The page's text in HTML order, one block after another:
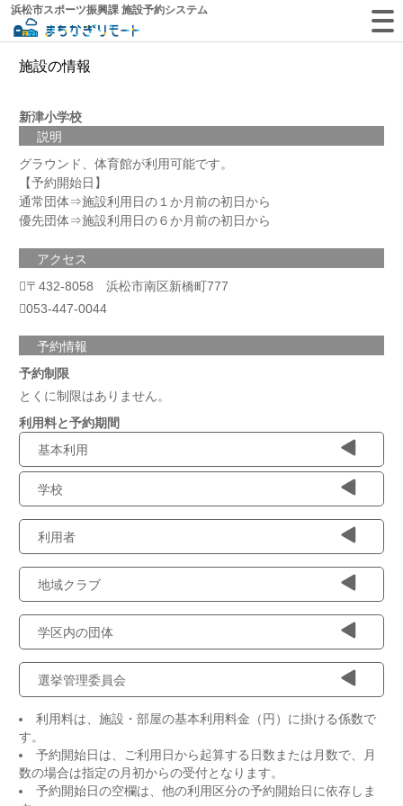
浜松市スポーツ振興課 施設予約システム
施設の情報
新津小学校
説明
グラウンド、体育館が利用可能です。
【予約開始日】
通常団体⇒施設利用日の１か月前の初日から
優先団体⇒施設利用日の６か月前の初日から
アクセス
〒432-8058 浜松市南区新橋町777
053-447-0044
予約情報
予約制限
とくに制限はありません。
利用料と予約期間
基本利用
学校
利用者
地域クラブ
学区内の団体
選挙管理委員会
利用料は、施設・部屋の基本利用料金（円）に掛ける係数で
す。
予約開始日は、ご利用日から起算する日数または月数で、月
数の場合は指定の月初からの受付となります。
予約開始日の空欄は、他の利用区分の予約開始日に依存しま